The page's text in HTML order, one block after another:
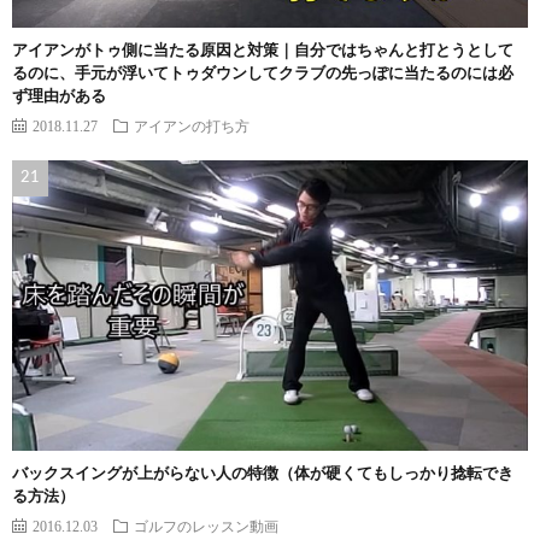
アイアンがトゥ側に当たる原因と対策｜自分ではちゃんと打とうとして
るのに、手元が浮いてトゥダウンしてクラブの先っぽに当たるのには必
ず理由がある
2018.11.27 アイアンの打ち方
バックスイングが上がらない人の特徴（体が硬くてもしっかり捻転でき
る方法）
2016.12.03 ゴルフのレッスン動画